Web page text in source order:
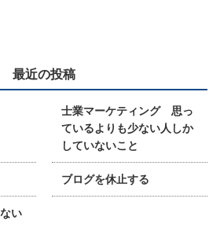
最近の投稿
士業マーケティング 思っ
ているよりも少ない人しか
していないこと
ブログを休止する
い